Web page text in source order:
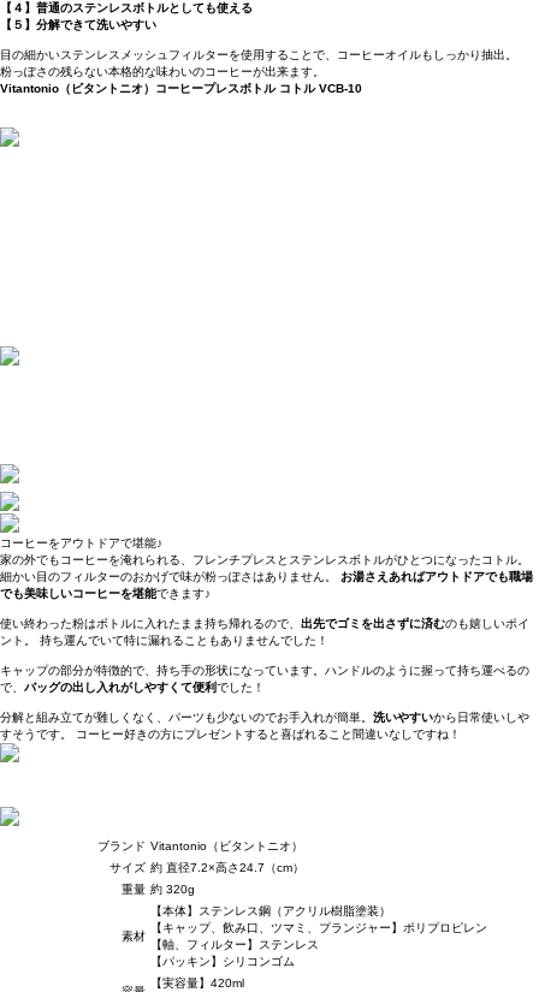
【４】普通のステンレスボトルとしても使える
【５】分解できて洗いやすい
目の細かいステンレスメッシュフィルターを使用することで、コーヒーオイルもしっかり抽出。
粉っぽさの残らない本格的な味わいのコーヒーが出来ます。
Vitantonio（ビタントニオ）コーヒープレスボトル コトル VCB-10
コーヒーをアウトドアで堪能♪
家の外でもコーヒーを淹れられる、フレンチプレスとステンレスボトルがひとつになったコトル。
細かい目のフィルターのおかげで味が粉っぽさはありません。 お湯さえあればアウトドアでも職場
でも美味しいコーヒーを堪能できます♪
使い終わった粉はボトルに入れたまま持ち帰れるので、 出先でゴミを出さずに済むのも嬉しいポイ
ント。 持ち運んでいて特に漏れることもありませんでした！
キャップの部分が特徴的で、持ち手の形状になっています。ハンドルのように握って持ち運べるの
で、 バッグの出し入れがしやすくて便利でした！
分解と組み立てが難しくなく、パーツも少ないのでお手入れが簡単。 洗いやすいから日常使いしや
すそうです。 コーヒー好きの方にプレゼントすると喜ばれること間違いなしですね！
ブランド Vitantonio（ビタントニオ）
サイズ 約 直径7.2×高さ24.7（cm）
重量 約 320g
素材
【本体】ステンレス鋼（アクリル樹脂塗装）
【キャップ、飲み口、ツマミ、プランジャー】ポリプロピレン
【軸、フィルター】ステンレス
【パッキン】シリコンゴム
【実容量】420ml